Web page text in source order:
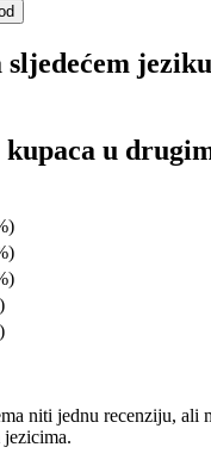
sljedećem
kupaca u
niti jednu recenziju, ali
jezicima.